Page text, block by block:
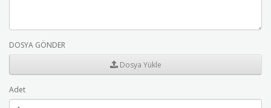
DOSYA GÖNDER
Dosya Yükle
Adet